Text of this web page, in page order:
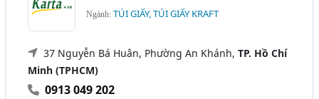
Ngành:TÚI GIẤY, TÚI GIẤY KRAFT
37 Nguyễn Bá Huân, Phường An Khánh,TP. Hồ Chí
Minh (TPHCM)
0913 049 202